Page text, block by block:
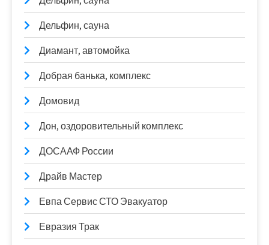
Дельфин, сауна
Диамант, автомойка
Добрая банька, комплекс
Домовид
Дон, оздоровительный комплекс
ДОСААФ России
Драйв Мастер
Евпа Сервис СТО Эвакуатор
Евразия Трак